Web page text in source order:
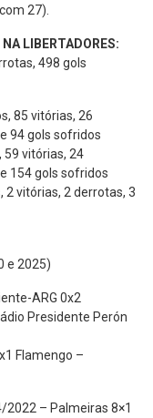
27).
LIBERTADORES:
498 gols
85 vitórias, 26
94 gols sofridos
59 vitórias, 24
154 gols sofridos
2 vitórias, 2 derrotas, 3
e 2025)
ARG 0x2
Presidente Perón
Flamengo –
2022 – Palmeiras 8×1